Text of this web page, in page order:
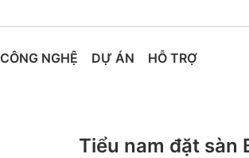
CÔNG NGHỆ DỰ ÁN HỖ TRỢ
Tiểu nam đặt sàn